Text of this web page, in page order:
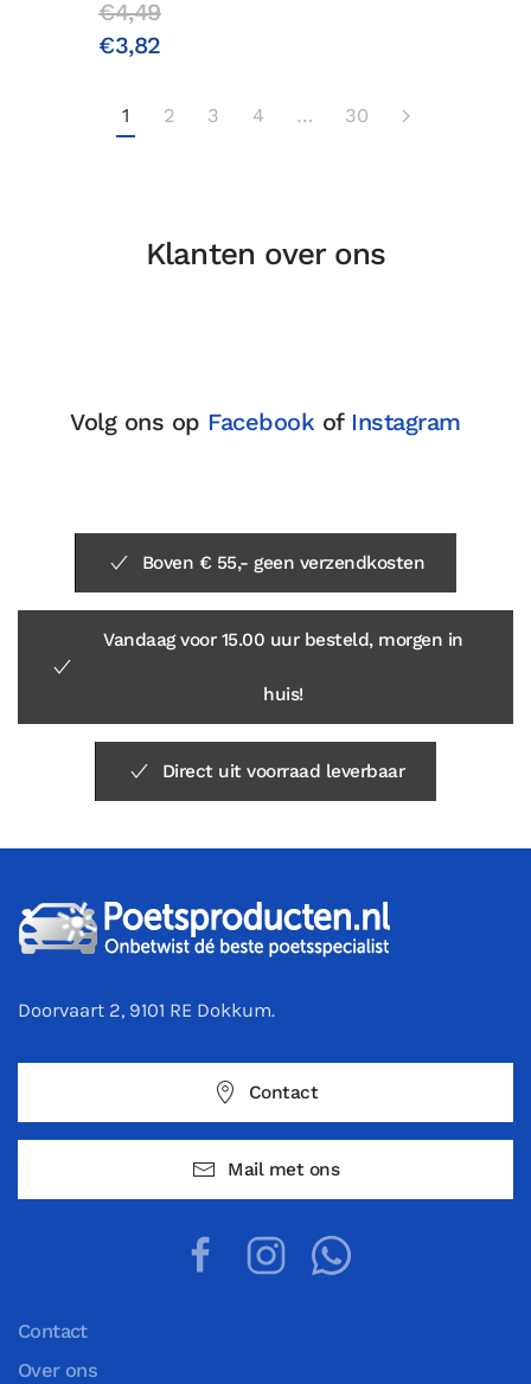
€4,49
€3,82
1 2 3 4 … 30
Klanten over ons
Volg ons op Facebook of Instagram
Boven € 55,- geen verzendkosten
Vandaag voor 15.00 uur besteld, morgen in
huis!
Direct uit voorraad leverbaar
Doorvaart 2, 9101 RE Dokkum.
Contact
Mail met ons
Contact
Over ons